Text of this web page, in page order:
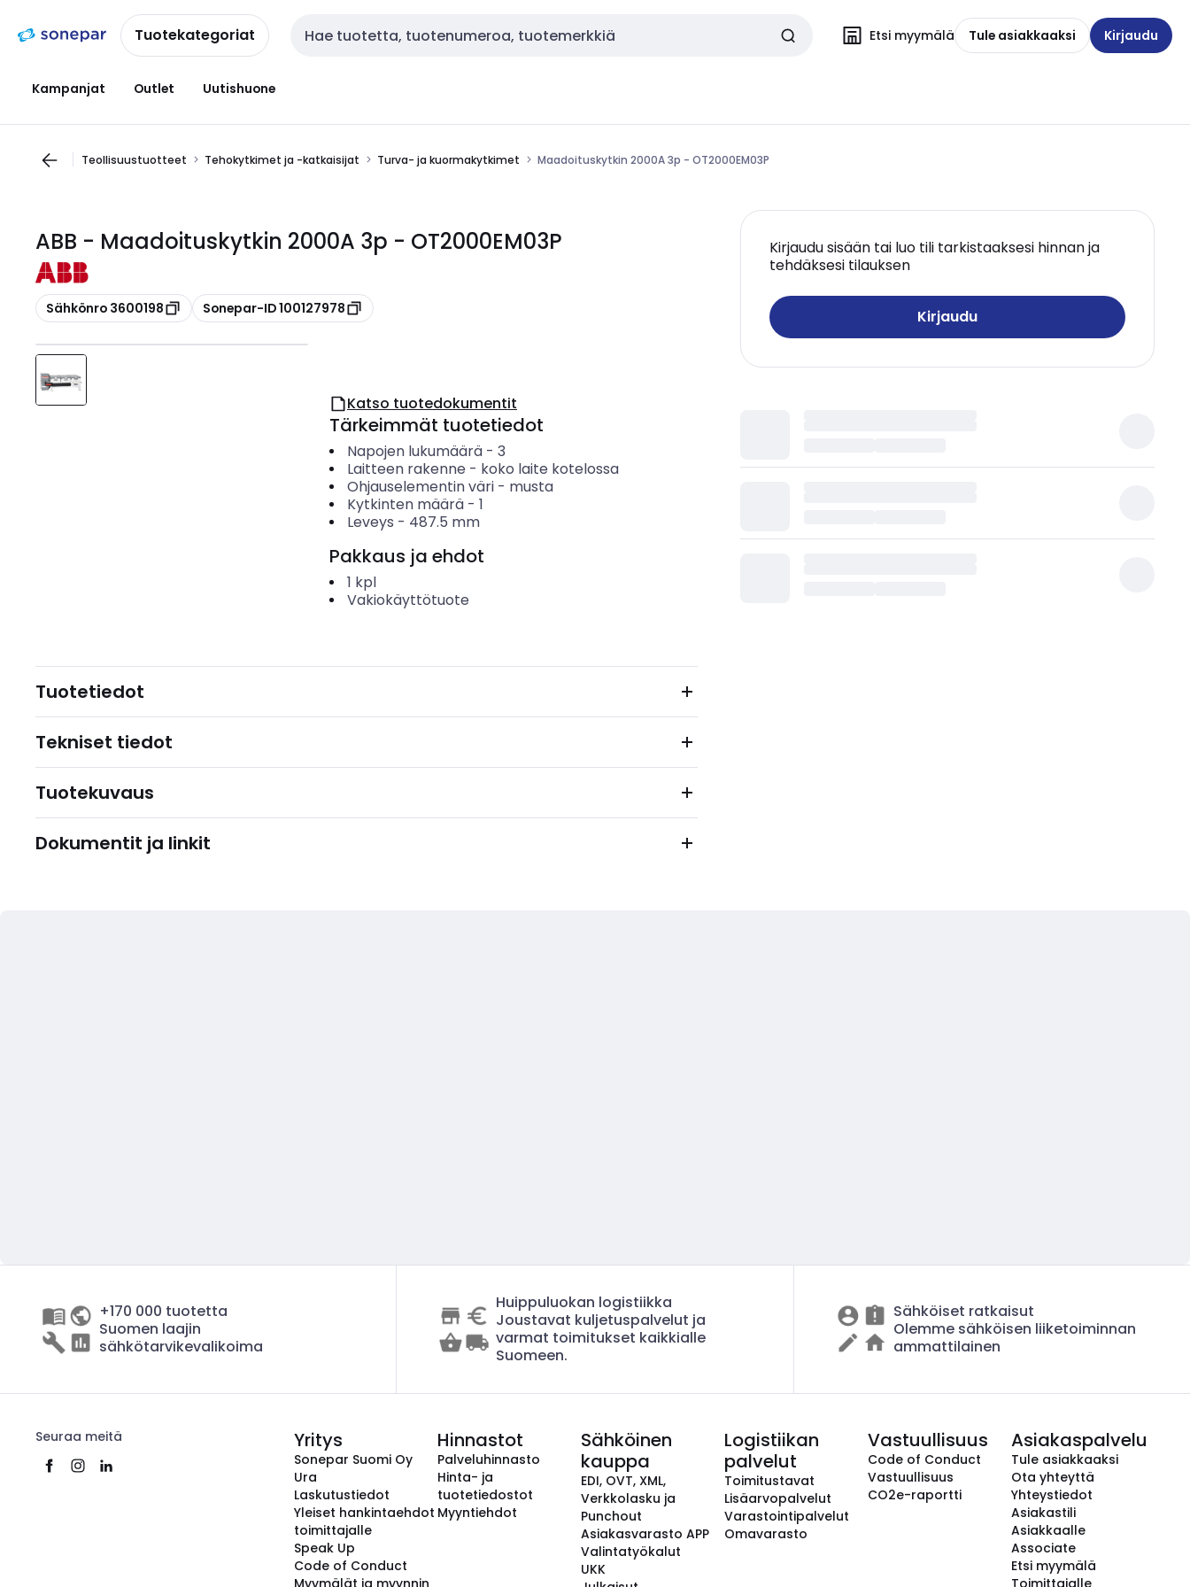
navigointiinsisältöönTuotekategoriat Haku Etsi myymälä Tule asiakkaaksi Kirjaudu
Kampanjat Outlet Uutishuone
Teollisuustuotteet Tehokytkimet ja -katkaisijat Turva- ja kuormakytkimet Maadoituskytkin 2000A 3p - OT2000EM03P
ABB - Maadoituskytkin 2000A 3p - OT2000EM03P
Kopioi
Sähkönro 3600198 Kopioi
Sonepar-ID 100127978
Kirjaudu sisään tai luo tili tarkistaaksesi hinnan ja
tehdäksesi tilauksen
Kirjaudu
Katso tuotedokumentit
Tärkeimmät tuotetiedot
Napojen lukumäärä- 3
Laitteen rakenne - koko laite kotelossa
Ohjauselementin väri- musta
Kytkinten määrä- 1
Leveys - 487.5 mm
Pakkaus ja ehdot
1 kpl
Vakiokäyttötuote
Tuotetiedot
Tekniset tiedot
Tuotekuvaus
Dokumentit ja linkit
+170 000 tuotetta
Suomen laajin
sähkötarvikevalikoima
Huippuluokan logistiikka
Joustavat kuljetuspalvelut ja
varmat toimitukset kaikkialle
Suomeen.
Sähköiset ratkaisut
Olemme sähköisen liiketoiminnan
ammattilainen
Seuraa meitä Yritys
Sonepar Suomi Oy
Ura
Laskutustiedot
Yleiset hankintaehdot
toimittajalle
Speak Up
Code of Conduct
Myymälät ja myynnin
Hinnastot
Palveluhinnasto
Hinta- ja
tuotetiedostot
Myyntiehdot
Sähköinen
kauppa
EDI, OVT, XML,
Verkkolasku ja
Punchout
Asiakasvarasto APP
Valintatyökalut
UKK
Logistiikan
palvelut
Toimitustavat
Lisäarvopalvelut
Varastointipalvelut
Omavarasto
Vastuullisuus
Code of Conduct
Vastuullisuus
CO2e-raportti
Asiakaspalvelu
Tule asiakkaaksi
Ota yhteyttä
Yhteystiedot
Asiakastili
Asiakkaalle
Associate
Etsi myymälä
Toimittajalle